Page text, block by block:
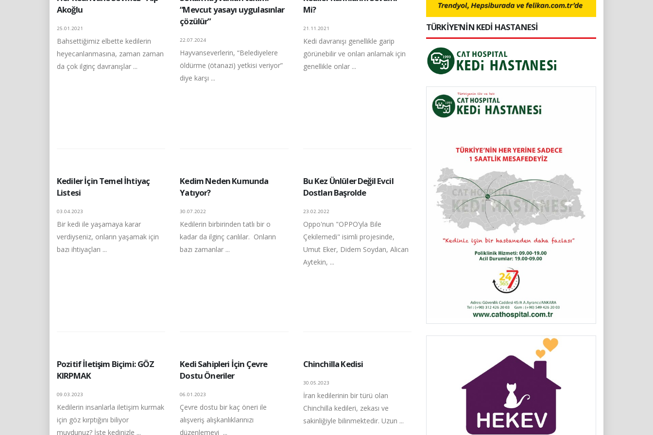
Akoğlu
25.01.2021
Bahsettiğimiz elbette kedilerin
heyecanlanmasına, zaman zaman
da çok ilginç davranışlar ...
“Mevcut yasayı uygulasınlar
çözülür”
22.07.2024
Hayvanseverlerin, “Belediyelere
öldürme (ötanazi) yetkisi veriyor”
diye karşı ...
Mi?
21.11.2021
Kedi davranışı genellikle garip
görünebilir ve onları anlamak için
genellikle onlar ...
Kediler İçin Temel İhtiyaç
Listesi
03.04.2023
Bir kedi ile yaşamaya karar
verdiyseniz, onların yaşamak için
bazı ihtiyaçları ...
Kedim Neden Kumunda
Yatıyor?
30.07.2022
Kedilerin birbirinden tatlı bir o
kadar da ilginç canlılar. Onların
bazı zamanlar ...
Bu Kez Ünlüler Değil Evcil
Dostları Başrolde
23.02.2022
Oppo'nun "OPPO’yla Bile
Çekilemedi" isimli projesinde,
Umut Eker, Didem Soydan, Alican
Aytekin, ...
Pozitif İletişim Biçimi: GÖZ
KIRPMAK
09.03.2023
Kedilerin insanlarla iletişim kurmak
için göz kırptığını biliyor
muydunuz? İşte kedinizle ...
Kedi Sahipleri İçin Çevre
Dostu Öneriler
06.01.2023
Çevre dostu bir kaç öneri ile
alışveriş alışkanlıklarınızı
düzenlemeyi ...
Chinchilla Kedisi
30.05.2023
İran kedilerinin bir türü olan
Chinchilla kedileri, zekası ve
sakinliğiyle bilinmektedir. Uzun ...
TÜRKİYE'NİN KEDİ HASTANESİ